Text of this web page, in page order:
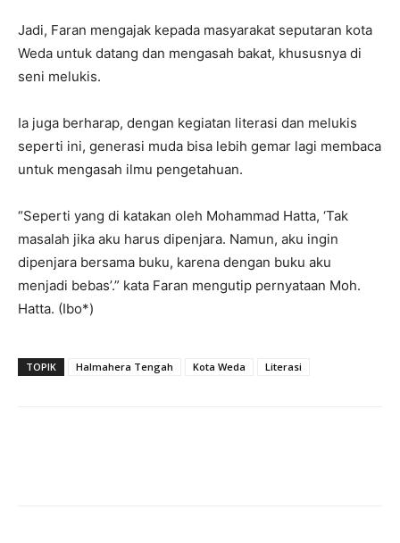
Jadi, Faran mengajak kepada masyarakat seputaran kota
Weda untuk datang dan mengasah bakat, khususnya di
seni melukis.
Ia juga berharap, dengan kegiatan literasi dan melukis
seperti ini, generasi muda bisa lebih gemar lagi membaca
untuk mengasah ilmu pengetahuan.
“Seperti yang di katakan oleh Mohammad Hatta, ‘Tak
masalah jika aku harus dipenjara. Namun, aku ingin
dipenjara bersama buku, karena dengan buku aku
menjadi bebas’.” kata Faran mengutip pernyataan Moh.
Hatta. (Ibo*)
TOPIK Halmahera Tengah Kota Weda Literasi